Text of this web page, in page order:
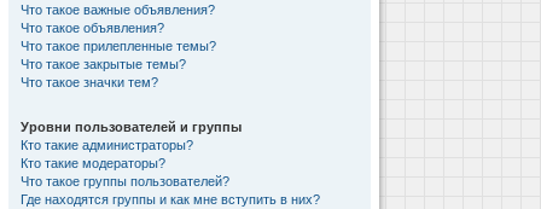
Что такое важные объявления?
Что такое объявления?
Что такое прилепленные темы?
Что такое закрытые темы?
Что такое значки тем?
Уровни пользователей и группы
Кто такие администраторы?
Кто такие модераторы?
Что такое группы пользователей?
Где находятся группы и как мне вступить в них?